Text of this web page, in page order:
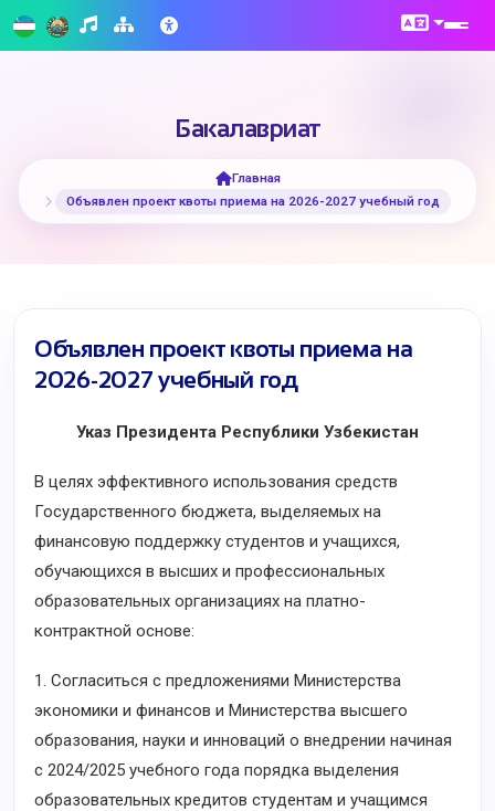
Бакалавриат
Главная
Объявлен проект квоты приема на 2026-2027 учебный год
Объявлен проект квоты приема на
2026-2027 учебный год
Указ Президента Республики Узбекистан
В целях эффективного использования средств
Государственного бюджета, выделяемых на
финансовую поддержку студентов и учащихся,
обучающихся в высших и профессиональных
образовательных организациях на платно-
контрактной основе:
1. Согласиться с предложениями Министерства
экономики и финансов и Министерства высшего
образования, науки и инноваций о внедрении начиная
с 2024/2025 учебного года порядка выделения
образовательных кредитов студентам и учащимся